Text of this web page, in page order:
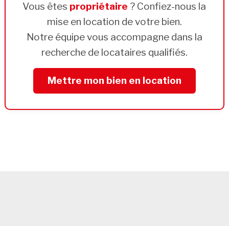
Vous êtes propriétaire ? Confiez-nous la
mise en location de votre bien.
Notre équipe vous accompagne dans la
recherche de locataires qualifiés.
Mettre mon bien en location